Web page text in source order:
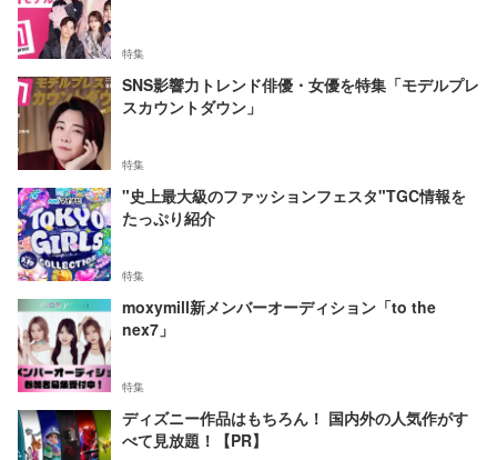
特集
SNS影響力トレンド俳優・女優を特集「モデルプレ
スカウントダウン」
特集
"史上最大級のファッションフェスタ"TGC情報を
たっぷり紹介
特集
moxymill新メンバーオーディション「to the
nex7」
特集
ディズニー作品はもちろん！ 国内外の人気作がす
べて見放題！【PR】